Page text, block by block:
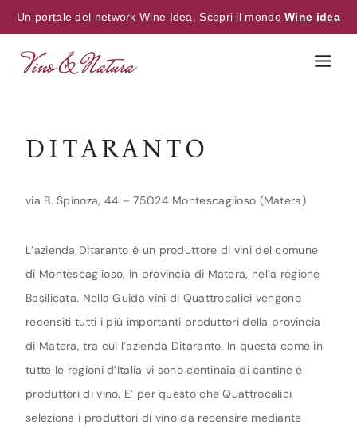
Un portale del network Wine Idea. Scopri il mondoWine idea
DITARANTO
via B. Spinoza, 44 – 75024 Montescaglioso (Matera)
L’azienda Ditaranto è un produttore di vini del comune
di Montescaglioso, in provincia di Matera, nella regione
Basilicata. Nella Guida vini di Quattrocalici vengono
recensiti tutti i più importanti produttori della provincia
di Matera, tra cui l’azienda Ditaranto. In questa come in
tutte le regioni d’Italia vi sono centinaia di cantine e
produttori di vino. E’ per questo che Quattrocalici
seleziona i produttori di vino da recensire mediante